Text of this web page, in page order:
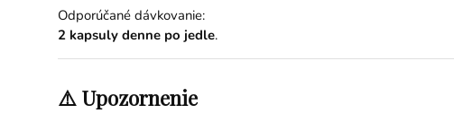
Odporúčané dávkovanie:
2 kapsuly denne po jedle.
⚠️ Upozornenie